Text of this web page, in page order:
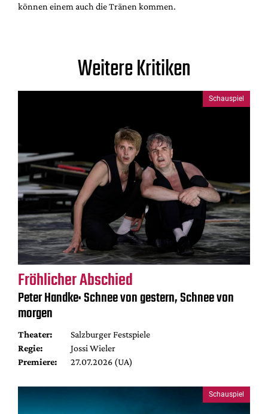
können einem auch die Tränen kommen.
Weitere Kritiken
Schauspiel
Fröhlicher Abschied
Peter Handke: Schnee von gestern, Schnee von
morgen
Theater:
Salzburger Festspiele
Regie:
Jossi Wieler
Premiere:
27.07.2026 (UA)
Schauspiel